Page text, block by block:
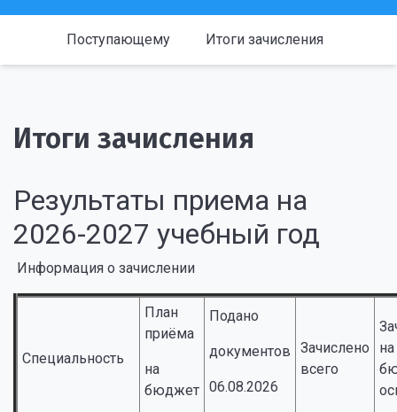
Поступающему Итоги зачисления
Итоги зачисления
Результаты приема на
2026-2027 учебный год
Информация о зачислении
Специальность
План
приёма
на
бюджет
Подано
документов
06.08.2026
Зачислено
всего
на